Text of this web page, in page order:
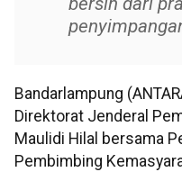
Bandarlampung
Direktorat Jenderal
Maulidi Hilal bersama
Pembimbing